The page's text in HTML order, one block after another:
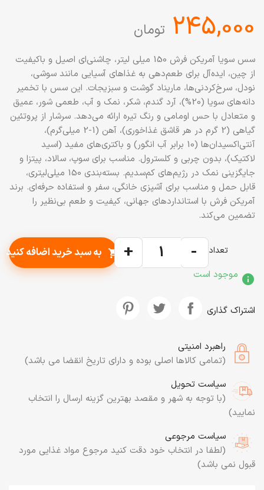
‎245,000 تومان
سس سویا آمریکن فرش 150 میلی لیتر، چاشنی‌ای اصیل و باکیفیت
از چین، ایده‌آل برای طعم‌دهی به غذاهای آسیایی مانند سوشی،
نودل، سرخ‌کردنی‌ها، ماریناد گوشت و سبزیجات. این سس با تخمیر
دانه‌های سویا (20%)، آرد گندم، شکر، نمک و آب، طعمی شور، عمیق
و متعادل با حس اومامی و رنگ تیره ارائه می‌دهد. سرشار از پروتئین
گیاهی (2 گرم در هر قاشق غذاخوری)، آهن (1-2 میلی‌گرم)،
آنتی‌اکسیدان‌ها (10 برابر آب انگور) و باکتری‌های مفید (اسید
لاکتیک)، بدون چربی و کلسترول. مناسب برای سوپ، سالاد، پیتزا و
جایگزینی نمک در رژیم‌های کم‌سدیم. بسته‌بندی 150 میلی‌لیتری،
قابل حمل و مناسب برای آشپزی خانگی، سفر و استفاده حرفه‌ای. برند
آمریکن فرش با استانداردهای جهانی، کیفیت و طعم بی‌نظیر را
تضمین می‌کند.
تعداد -
+
shopping_cart به سبد خرید اضافه کنید
info موجود است
اشتراک گذاری
راهبرد امنیتی
(تمامی کالاها اصلی بوده و دارای تاریخ انقضا می باشد)
سیاست تحویل
(با توجه به شهر و مقصد بهترین گزینه ارسال را انتخاب
نمایید)
سیاست مرجوعی
(لطفا در انتخاب خود دقت کنید مرجوع مواد غذایی مورد
قبول نمی باشد)